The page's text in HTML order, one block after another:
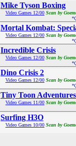
Mike Tyson Boxing
Video Games 12/00 Scan by
Mortal Kombat:
Video Games 12/00 Scan by
Incredible Crisis
Video Games 12/00 Scan by
Dino Crisis 2
Video Games 12/00 Scan by
Tiny Toon
Video Games 11/00 Scan by
Surfing H3O
Video Games 10/00 Scan by